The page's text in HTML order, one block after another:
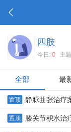
四肢
今日: 0 主
全部 最
置顶 静脉曲张治疗
置顶 膝关节积水治